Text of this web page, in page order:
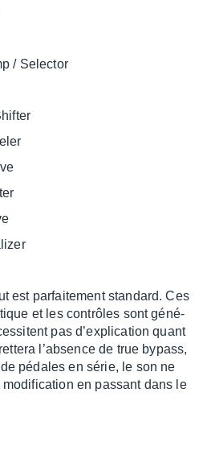
/ Selec­tor
est parfai­te­ment stan­dard. Ces
et les contrôles sont géné­
pas d’ex­pli­ca­tion quant
l’ab­sence de true bypass,
pédales en série, le son ne
en passant dans le